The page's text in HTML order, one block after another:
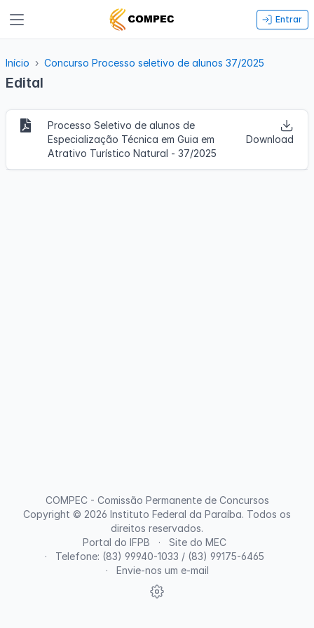
Entrar
Início Concurso Processo seletivo de alunos 37/2025
Edital
Processo Seletivo de alunos de
Especialização Técnica em Guia em
Atrativo Turístico Natural - 37/2025
Download
Portal do IFPB
Site do MEC
Telefone: (83) 99940-1033 / (83) 99175-6465
Envie-nos um e-mail
COMPEC - Comissão Permanente de Concursos
Copyright © 2026 Instituto Federal da Paraíba. Todos os
direitos reservados.